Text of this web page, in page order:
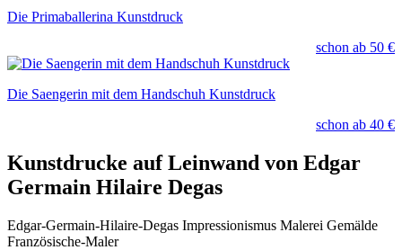
Die Primaballerina Kunstdruck
schon ab 50 €
Die Saengerin mit dem Handschuh Kunstdruck
schon ab 40 €
Kunstdrucke auf Leinwand von Edgar
Germain Hilaire Degas
Edgar-Germain-Hilaire-Degas Impressionismus Malerei Gemälde
Französische-Maler